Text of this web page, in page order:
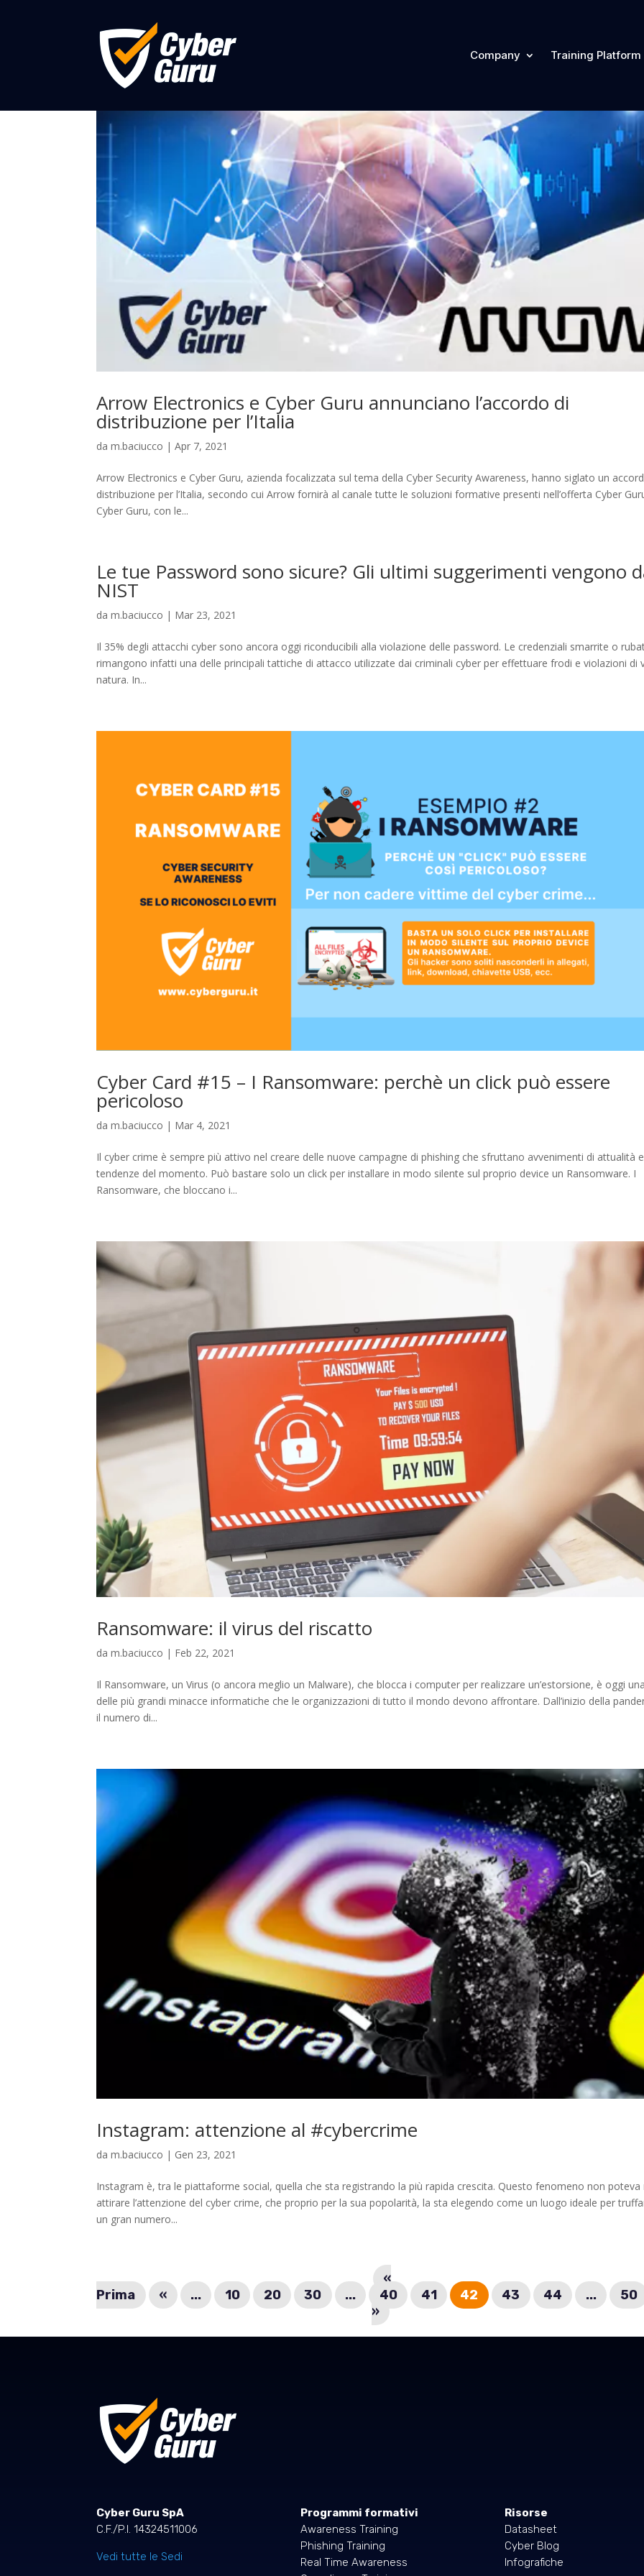
Company Training Platform
Arrow Electronics e Cyber Guru annunciano l’accordo di
distribuzione per l’Italia
dam.baciucco |Apr 7, 2021
Arrow Electronics e Cyber Guru, azienda focalizzata sul tema della Cyber Security Awareness, hanno siglato un
distribuzione per l’Italia, secondo cui Arrow fornirà al canale tutte le soluzioni formative presenti nell’offerta Cyber
Cyber Guru, con le...
Le tue Password sono sicure? Gli ultimi suggerimenti vengono
NIST
dam.baciucco | Mar 23, 2021
Il 35% degli attacchi cyber sono ancora oggi riconducibili alla violazione delle password. Le credenziali smarrite o
rimangono infatti una delle principali tattiche di attacco utilizzate dai criminali cyber per effettuare frodi e violazioni di
natura. In...
Cyber Card #15 – I Ransomware: perchè un click può essere
pericoloso
dam.baciucco | Mar 4, 2021
Il cyber crime è sempre più attivo nel creare delle nuove campagne di phishing che sfruttano avvenimenti di attualità e
tendenze del momento. Può bastare solo un click per installare in modo silente sul proprio device un Ransomware. I
Ransomware, che bloccano i...
Ransomware: il virus del riscatto
dam.baciucco | Feb 22, 2021
Il Ransomware, un Virus (o ancora meglio un Malware), che blocca i computer per realizzare un’estorsione, è oggi
delle più grandi minacce informatiche che le organizzazioni di tutto il mondo devono affrontare. Dall’inizio della
il numero di...
Instagram: attenzione al #cybercrime
dam.baciucco | Gen 23, 2021
Instagram è, tra le piattaforme social, quella che sta registrando la più rapida crescita. Questo fenomeno non poteva
attirare l’attenzione del cyber crime, che proprio per la sua popolarità, la sta elegendo come un luogo ideale per
un gran numero...
«
Prima
« ... 10 20 30 ... 40 41 42 43 44 ...
50
»
Cyber Guru SpA
C.F./P.I. 14324511006
Vedi tutte le Sedi
Programmi formativi
Awareness Training
Phishing Training
Real Time Awareness
Risorse
Datasheet
Cyber Blog
Infografiche